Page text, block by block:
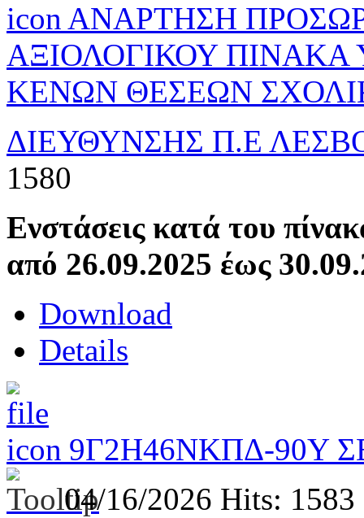
ΑΝΑΡΤΗΣΗ
ΑΞΙΟΛΟΓΙΚΟΥ
ΚΕΝΩΝ ΘΕΣΕΩΝ
ΔΙΕΥΘΥΝΣΗΣ Π.Ε
1580
Ενστάσεις κατά του
από 26.09.2025 έως
Download
Details
9Γ2Η46ΝΚΠΔ-90Υ
04/16/2026 Hits: 1583